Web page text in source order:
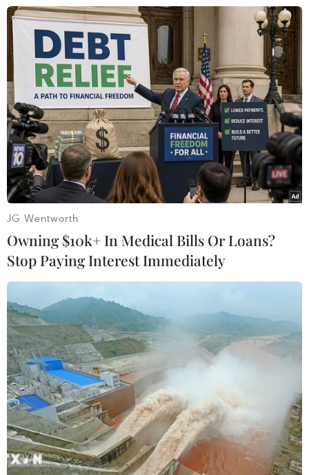
Hậu vệ Quế Ngọc Hải và tiền đạo Tiến Linh ăn mừng bàn thắng
vào lưới đội tuyển Malaysia. (Ảnh: Hoàng Linh/TTXVN)
Huấn luyện viên Park Hang-seo chỉ đạo các cầu thủ tuyển Việt
Nam trên sân Al Maktoum (UAE). (Nguồn: TTXVN)
JG Wentworth
Owning $10k+ In Medical Bills Or Loans?
Stop Paying Interest Immediately